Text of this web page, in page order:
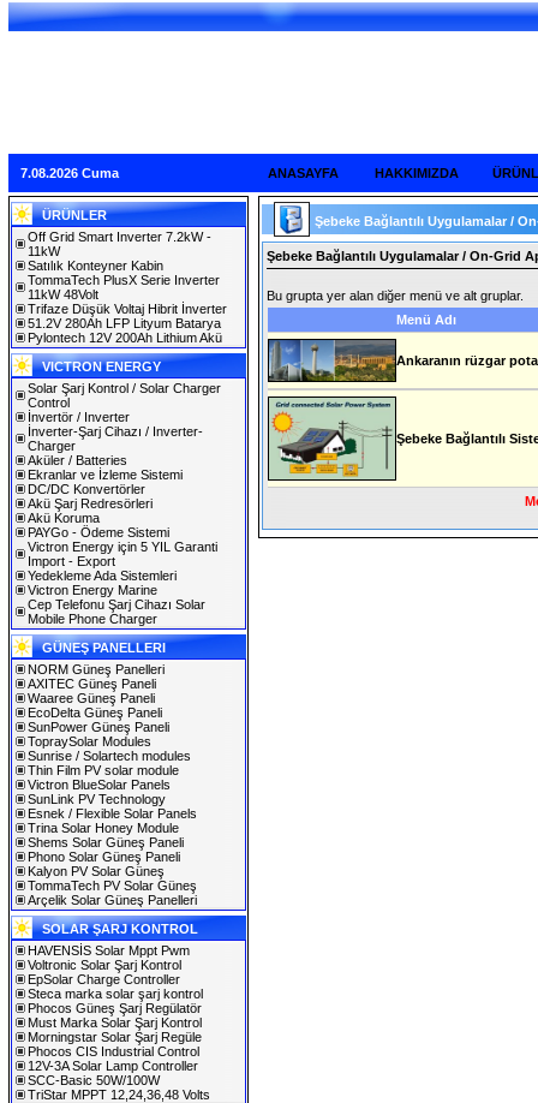
7.08.2026 Cuma ANASAYFA HAKKIMIZDA
ÜRÜNLER
Off Grid Smart Inverter 7.2kW -
11kW
Satılık Konteyner Kabin
TommaTech PlusX Serie Inverter
11kW 48Volt
Trifaze Düşük Voltaj Hibrit İnverter
51.2V 280Ah LFP Lityum Batarya
Pylontech 12V 200Ah Lithium Akü
VICTRON ENERGY
Solar Şarj Kontrol / Solar Charger
Control
İnvertör / Inverter
İnverter-Şarj Cihazı / Inverter-
Charger
Aküler / Batteries
Ekranlar ve İzleme Sistemi
DC/DC Konvertörler
Akü Şarj Redresörleri
Akü Koruma
PAYGo - Ödeme Sistemi
Victron Energy için 5 YIL Garanti
Import - Export
Yedekleme Ada Sistemleri
Victron Energy Marine
Cep Telefonu Şarj Cihazı Solar
Mobile Phone Charger
GÜNEŞ PANELLERI
NORM Güneş Panelleri
AXITEC Güneş Paneli
Waaree Güneş Paneli
EcoDelta Güneş Paneli
SunPower Güneş Paneli
TopraySolar Modules
Sunrise / Solartech modules
Thin Film PV solar module
Victron BlueSolar Panels
SunLink PV Technology
Esnek / Flexible Solar Panels
Trina Solar Honey Module
Shems Solar Güneş Paneli
Phono Solar Güneş Paneli
Kalyon PV Solar Güneş
TommaTech PV Solar Güneş
Arçelik Solar Güneş Panelleri
SOLAR ŞARJ KONTROL
HAVENSİS Solar Mppt Pwm
Voltronic Solar Şarj Kontrol
EpSolar Charge Controller
Steca marka solar şarj kontrol
Phocos Güneş Şarj Regülatör
Must Marka Solar Şarj Kontrol
Morningstar Solar Şarj Regüle
Phocos CIS Industrial Control
12V-3A Solar Lamp Controller
SCC-Basic 50W/100W
TriStar MPPT 12,24,36,48 Volts
Şebeke Bağlantılı Uygulamalar /
Şebeke Bağlantılı Uygulamalar / On-Grid
Bu grupta yer alan diğer menü ve alt gruplar.
Menü Adı
Ankaranın rüzgar
Şebeke Bağlantılı